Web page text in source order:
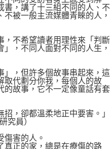
書，講了十三組不同的人、不
被一般主流媒體青睞的人，
不希望讀者用理性來「判斷
，不同人面對不同的人生，
，但許多個故事串起來，這
取代劃分你我，每個人的故
的故事，它不一定像童話有套
，卻都溫柔地正中要害。」
究員）
害的人。
正的家，總是在療傷的路